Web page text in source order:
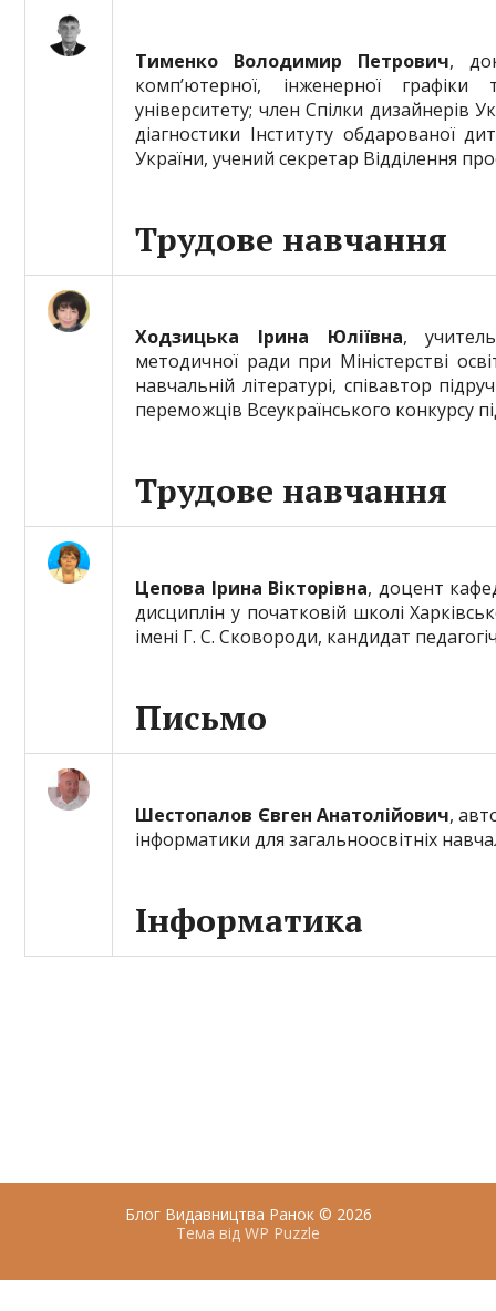
Тименко Володимир Петрович,
комп’ютерної, інженерної
університету; член Спілки дизайнерів
діагностики Інституту обдарованої
України, учений секретар Відділення
Трудове навчання
Ходзицька Ірина Юліївна,
методичної ради при Міністерстві
навчальній літературі, співавтор
переможців Всеукраїнського конкурсу
Трудове навчання
Цепова Ірина Вікторівна, доцент
дисциплін у початковій школі
імені Г. С. Сковороди, кандидат
Письмо
Шестопалов Євген Анатолійович,
інформатики для загальноосвітніх
Інформатика
Блог Видавництва Ранок© 2026
Тема від WP Puzzle